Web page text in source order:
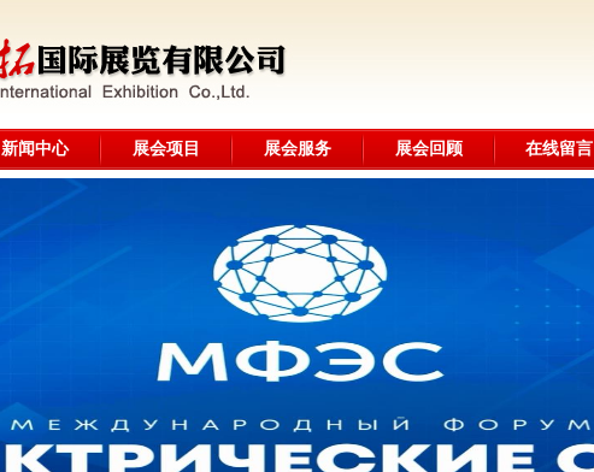
新闻中心 展会项目 展会服务 展会回顾 在线留言